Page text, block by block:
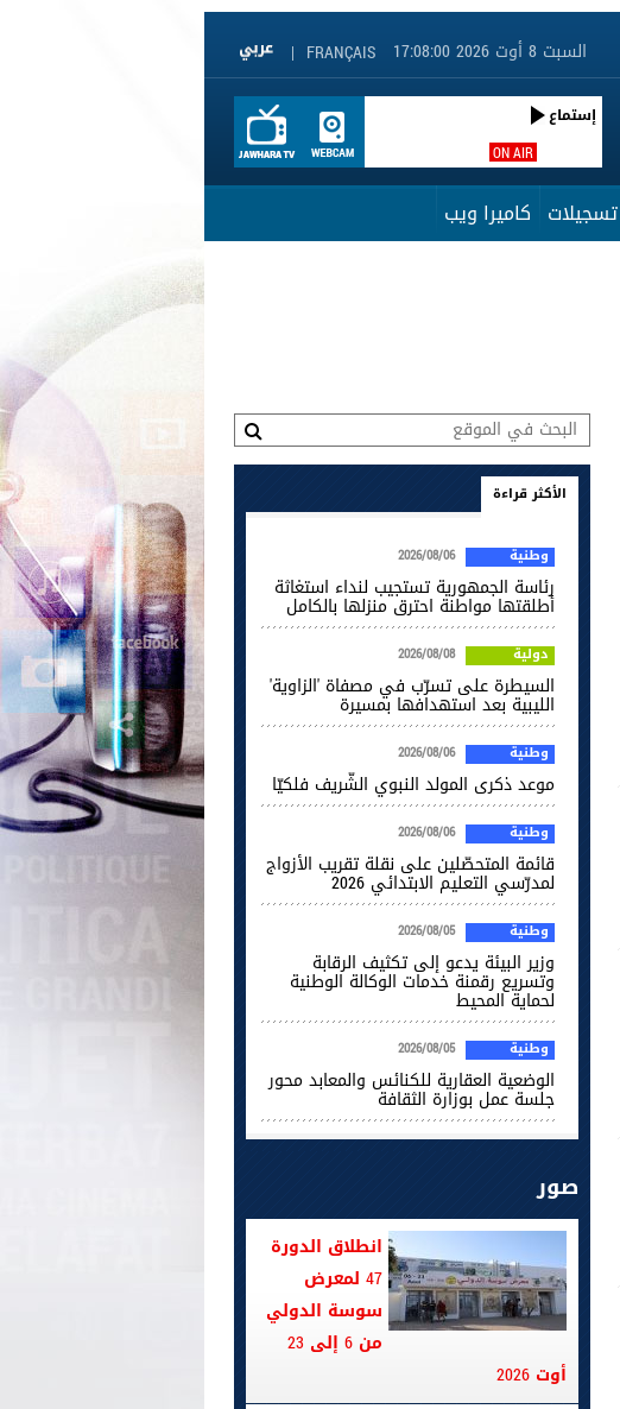
FRANÇAIS
| السبت 8 أوت 2026 17:08:01
ON AIR
إستماع
تسجيلات كاميرا ويب
الأكثر قراءة
وطنية 2026/08/06
رئاسة الجمهورية تستجيب لنداء استغاثة
أطلقتها مواطنة احترق منزلها بالكامل
دولية 2026/08/08
السيطرة على تسرّب في مصفاة 'الزاوية'
الليبية بعد استهدافها بمسيرة
وطنية 2026/08/06
موعد ذكرى المولد النبوي الشّريف فلكيّا
وطنية 2026/08/06
قائمة المتحصّلين على نقلة تقريب الأزواج
لمدرّسي التعليم الابتدائي 2026
وطنية 2026/08/05
وزير البيئة يدعو إلى تكثيف الرقابة
وتسريع رقمنة خدمات الوكالة الوطنية
لحماية المحيط
وطنية 2026/08/05
الوضعية العقارية للكنائس والمعابد محور
جلسة عمل بوزارة الثقافة
صور
انطلاق الدورة
47 لمعرض
سوسة الدولي
من 6 إلى 23
أوت 2026